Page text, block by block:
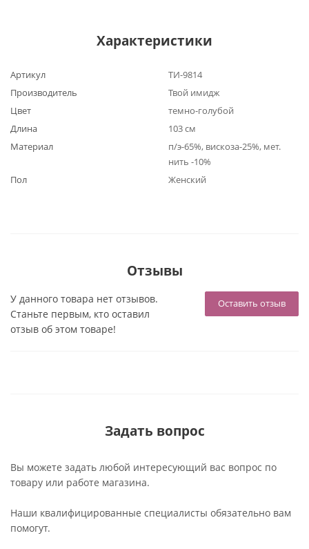
Характеристики
Артикул
ТИ-9814
Производитель
Твой имидж
Цвет
темно-голубой
Длина
103 см
Материал
п/э-65%, вискоза-25%, мет.
нить -10%
Пол
Женский
Отзывы
Оставить отзыв
У данного товара нет отзывов.
Станьте первым, кто оставил
отзыв об этом товаре!
Задать вопрос
Вы можете задать любой интересующий вас вопрос по
товару или работе магазина.
Наши квалифицированные специалисты обязательно вам
помогут.